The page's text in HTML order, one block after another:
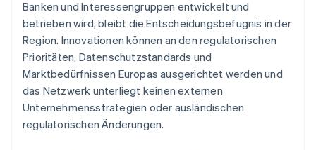
Banken und Interessengruppen entwickelt und
betrieben wird, bleibt die Entscheidungsbefugnis in der
Region. Innovationen können an den regulatorischen
Prioritäten, Datenschutzstandards und
Marktbedürfnissen Europas ausgerichtet werden und
das Netzwerk unterliegt keinen externen
Unternehmensstrategien oder ausländischen
regulatorischen Änderungen.